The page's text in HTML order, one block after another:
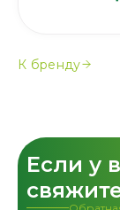
К бренду
Если у